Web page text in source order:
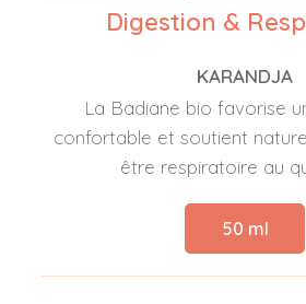
Digestion &
KARANDJA
La Badiane bio favorise
confortable et soutient
être respiratoire au
50 ml